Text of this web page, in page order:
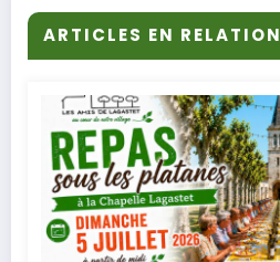
ARTICLES EN RELATION